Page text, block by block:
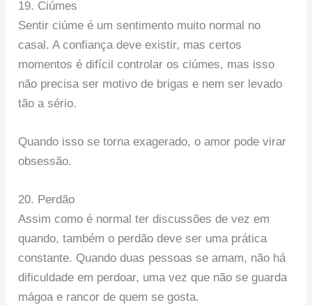
19. Ciúmes
Sentir ciúme é um sentimento muito normal no
casal. A confiança deve existir, mas certos
momentos é difícil controlar os ciúmes, mas isso
não precisa ser motivo de brigas e nem ser levado
tão a sério.
Quando isso se torna exagerado, o amor pode virar
obsessão.
20. Perdão
Assim como é normal ter discussões de vez em
quando, também o perdão deve ser uma prática
constante. Quando duas pessoas se amam, não há
dificuldade em perdoar, uma vez que não se guarda
mágoa e rancor de quem se gosta.